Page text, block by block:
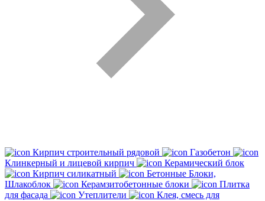
Кирпич строительный рядовой
Газобетон
Клинкерный и лицевой кирпич
Керамический блок
Кирпич силикатный
Бетонные Блоки,
Шлакоблок
Керамзитобетонные блоки
Плитка
для фасада
Утеплители
Клея, смесь для